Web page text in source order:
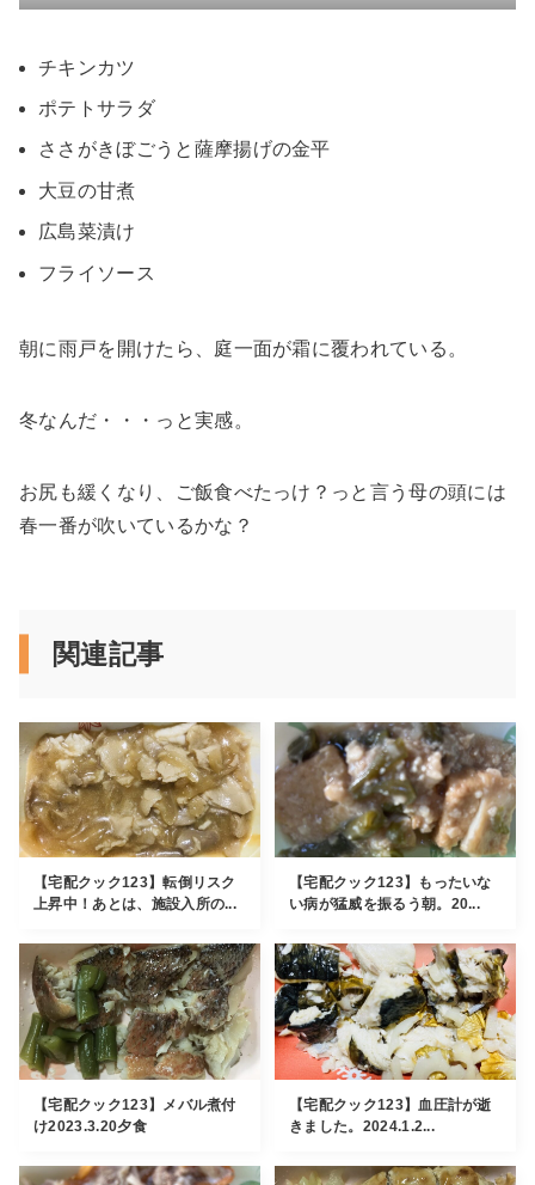
チキンカツ
ポテトサラダ
ささがきぼごうと薩摩揚げの金平
大豆の甘煮
広島菜漬け
フライソース
朝に雨戸を開けたら、庭一面が霜に覆われている。
冬なんだ・・・っと実感。
お尻も緩くなり、ご飯食べたっけ？っと言う母の頭には
春一番が吹いているかな？
関連記事
【宅配クック123】転倒リスク
上昇中！あとは、施設入所の...
【宅配クック123】もったいな
い病が猛威を振るう朝。20...
【宅配クック123】メバル煮付
け2023.3.20夕食
【宅配クック123】血圧計が逝
きました。2024.1.2...